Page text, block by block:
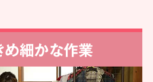
め細かな作業